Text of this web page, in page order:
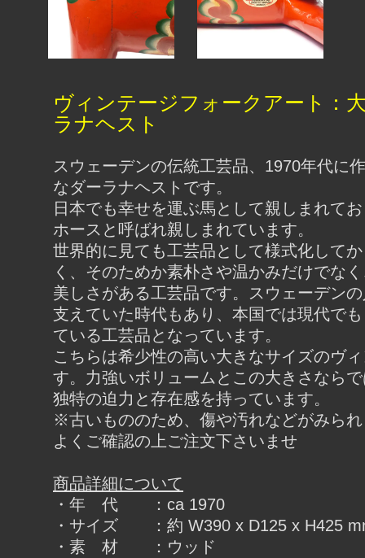
ヴィンテージフォークアート：
ラナヘスト
スウェーデンの伝統工芸品、1970年代に
なダーラナヘストです。
日本でも幸せを運ぶ馬として親しまれて
ホースと呼ばれ親しまれています。
世界的に見ても工芸品として様式化して
く、そのためか素朴さや温かみだけでな
美しさがある工芸品です。スウェーデン
支えていた時代もあり、本国では現代で
ている工芸品となっています。
こちらは希少性の高い大きなサイズのヴ
す。力強いボリュームとこの大きさなら
独特の迫力と存在感を持っています。
※古いもののため、傷や汚れなどがみら
よくご確認の上ご注文下さいませ
商品詳細について
・年 代 ：ca 1970
・サイズ ：約 W390 x D125 x H425
・素 材 ：ウッド